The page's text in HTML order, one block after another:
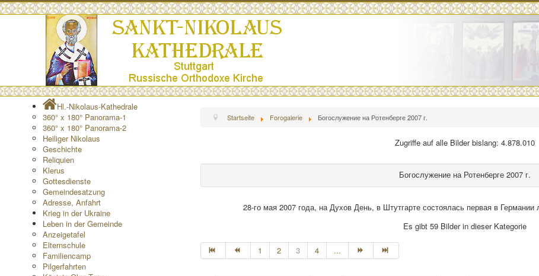
Hl.-Nikolaus-Kathedrale
360° x 180° Panorama-1
360° x 180° Panorama-2
Heiliger Nikolaus
Geschichte
Reliquien
Klerus
Gottesdienste
Gemeindesatzung
Adresse, Anfahrt
Krieg in der Ukraine
Leben in der Gemeinde
Anzeigetafel
Elternschule
Familiencamp
Pilgerfahrten
Startseite Forogalerie Богослужение на Ротенберге 2007 г.
Zugriffe auf alle Bilder bislang: 4.878.010
Богослужение на Ротенберге 2007 г.
28-го мая 2007 года, на Духов День, в Штутгарте состоялась первая в
Es gibt 59 Bilder in dieser Kategorie
1 2 3 4 ...